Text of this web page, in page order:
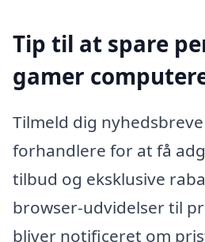
Tip til at spare
gamer
Tilmeld dig
forhandlere for at få
tilbud og eksklusive
browser-udvidelser til
bliver notificeret om